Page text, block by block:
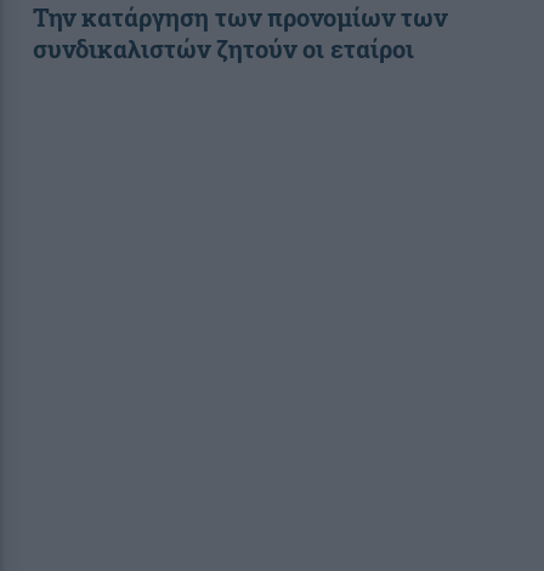
Την κατάργηση των προνομίων των
συνδικαλιστών ζητούν οι εταίροι